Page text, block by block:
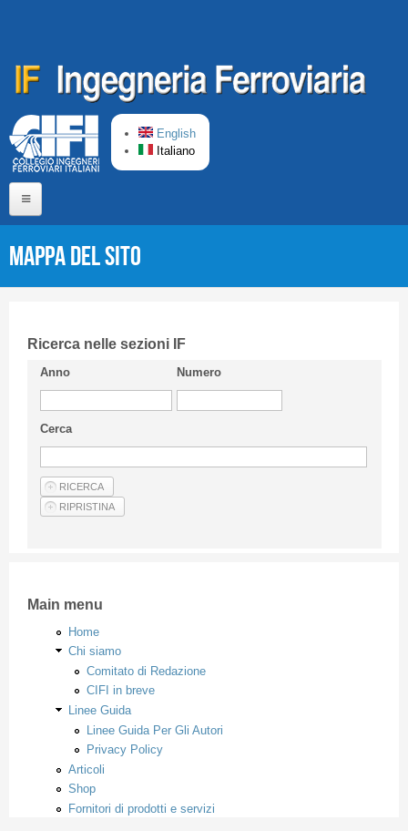
English
Italiano
CIFI in breve
Linee Guida
Privacy Policy
Articoli
Mappa del Sito
Ricerca nelle sezioni IF
Anno Numero
Cerca
Main menu
Home
Chi siamo
Comitato di Redazione
CIFI in breve
Linee Guida
Linee Guida Per Gli Autori
Privacy Policy
Articoli
Shop
Fornitori di prodotti e servizi